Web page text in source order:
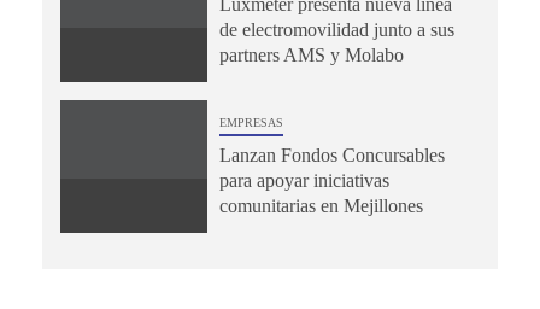
Luxmeter presenta nueva línea
de electromovilidad junto a sus
partners AMS y Molabo
EMPRESAS
Lanzan Fondos Concursables
para apoyar iniciativas
comunitarias en Mejillones